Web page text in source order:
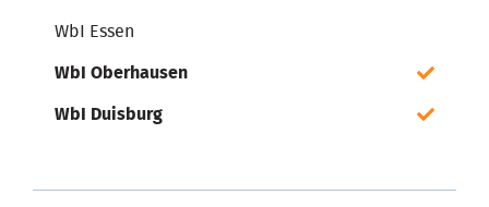
WbI Essen
WbI Oberhausen
WbI Duisburg